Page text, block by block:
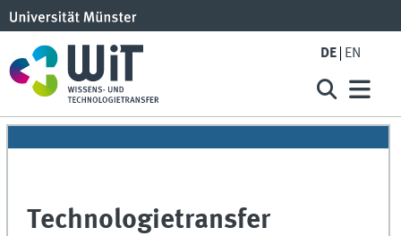
DE EN
Technologietransfer